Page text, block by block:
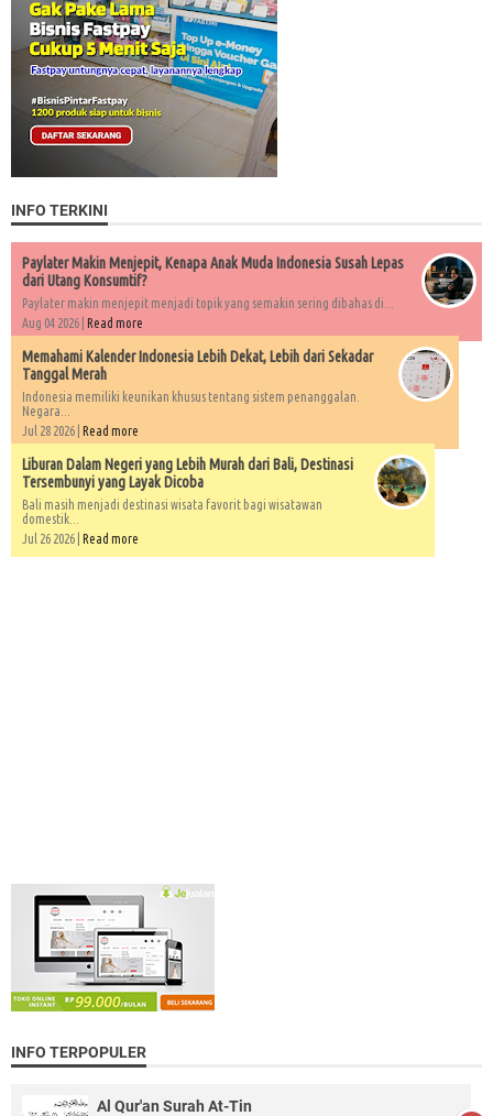
INFO TERKINI
Paylater Makin Menjepit, Kenapa Anak Muda Indonesia Susah Lepas
dari Utang Konsumtif?
Paylater makin menjepit menjadi topik yang semakin sering dibahas di...
Aug 04 2026 | Read more
Memahami Kalender Indonesia Lebih Dekat, Lebih dari Sekadar
Tanggal Merah
Indonesia memiliki keunikan khusus tentang sistem penanggalan.
Negara...
Jul 28 2026 | Read more
Liburan Dalam Negeri yang Lebih Murah dari Bali, Destinasi
Tersembunyi yang Layak Dicoba
Bali masih menjadi destinasi wisata favorit bagi wisatawan
domestik...
Jul 26 2026 | Read more
INFO TERPOPULER
Al Qur'an Surah At-Tin